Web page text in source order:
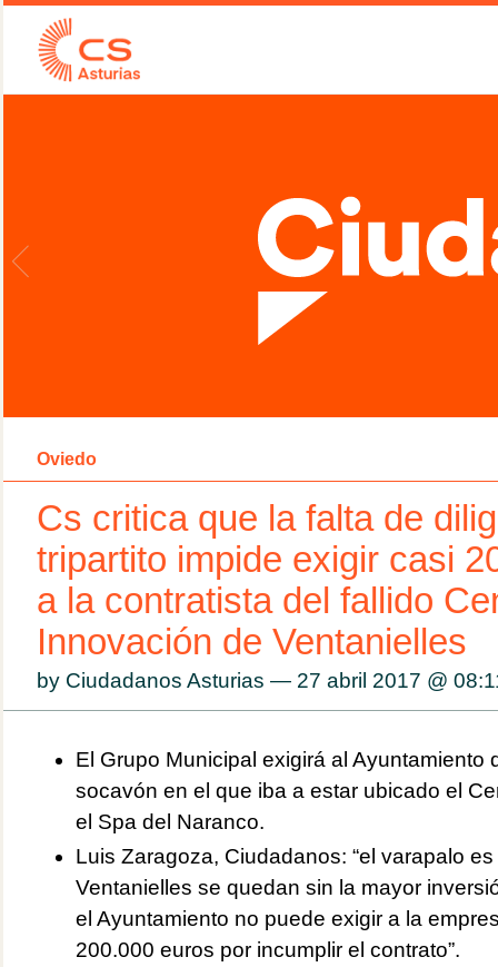
Oviedo
Cs critica que la falta de
tripartito impide exigir casi
a la contratista del fallido
Innovación de Ventanielles
by Ciudadanos Asturias — 27 abril 2017 @
El Grupo Municipal exigirá al Ayuntamiento
socavón en el que iba a estar ubicado el
el Spa del Naranco.
Luis Zaragoza, Ciudadanos: “el varapalo
Ventanielles se quedan sin la mayor
el Ayuntamiento no puede exigir a la
200.000 euros por incumplir el contrato”.